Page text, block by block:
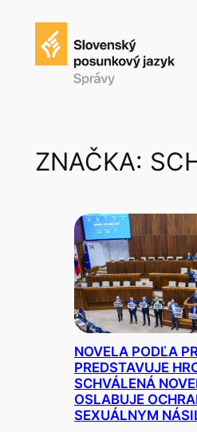
ZNAČKA:
NOVELA PODĽA
PREDSTAVUJE
SCHVÁLENÁ
OSLABUJE
SEXUÁLNYM